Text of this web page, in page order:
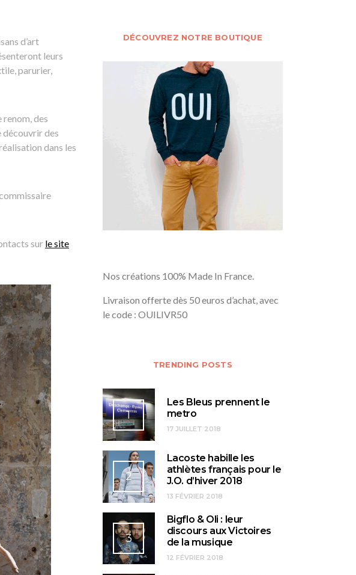
d’art
leurs
parurier,
renom, des
découvrir des
dans les
sur le site
DÉCOUVREZ NOTRE BOUTIQUE
Nos créations 100% Made In France.
Livraison offerte dès 50 euros d’achat, avec
le code : OUILIVR50
TRENDING POSTS
1
Les Bleus prennent le
metro
17 JUILLET 2018
2
Lacoste habille les
athlètes français pour le
J.O. d’hiver 2018
13 FÉVRIER 2018
3
Bigflo & Oli : leur
discours aux Victoires
de la musique
12 FÉVRIER 2018